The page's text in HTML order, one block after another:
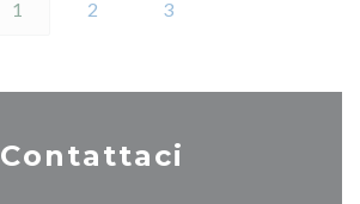
1 2 3
Contattaci